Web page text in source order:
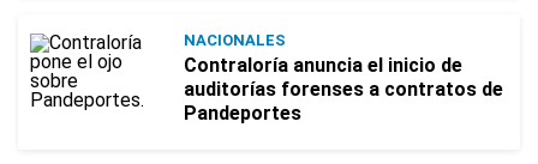
NACIONALES
Contraloría anuncia el inicio de
auditorías forenses a contratos de
Pandeportes